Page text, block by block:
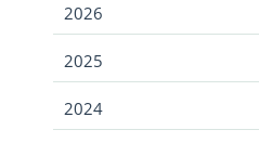
2026
2025
2024